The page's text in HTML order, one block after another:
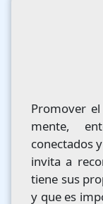
Promover
mente,
conectados
invita a
tiene sus
y que es